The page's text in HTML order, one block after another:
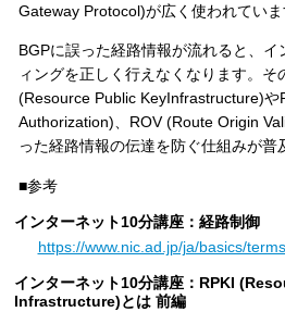
Gateway Protocol)が広く使われていま
BGPに誤った経路情報が流れると、
ィングを正しく行えなくなります。そ
(Resource Public KeyInfrastructure)や
Authorization)、ROV (Route Origin
った経路情報の伝達を防ぐ仕組みが普
■参考
インターネット10分講座：経路制御
https://www.nic.ad.jp/ja/basics/
インターネット10分講座：RPKI
Infrastructure)とは 前編